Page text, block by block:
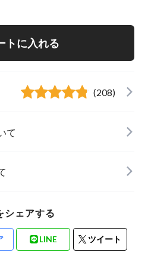
トに入れる
(208)
て
シェアする
LINE ツイート